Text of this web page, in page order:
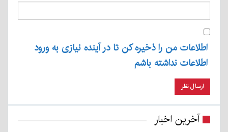
اطلاعات من را ذخیره کن تا در آینده نیازی به ورود
اطلاعات نداشته باشم
آخرین اخبار